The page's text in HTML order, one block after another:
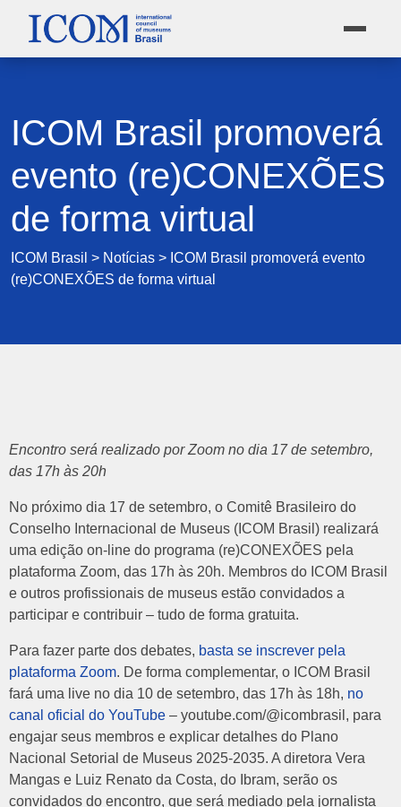
ICOM Brasil promoverá
evento (re)CONEXÕES
de forma virtual
ICOM Brasil > Notícias > ICOM Brasil promoverá evento
(re)CONEXÕES de forma virtual
Encontro será realizado por Zoom no dia 17 de setembro,
das 17h às 20h
No próximo dia 17 de setembro, o Comitê Brasileiro do
Conselho Internacional de Museus (ICOM Brasil) realizará
uma edição on-line do programa (re)CONEXÕES pela
plataforma Zoom, das 17h às 20h. Membros do ICOM Brasil
e outros profissionais de museus estão convidados a
participar e contribuir – tudo de forma gratuita.
Para fazer parte dos debates, basta se inscrever pela
plataforma Zoom. De forma complementar, o ICOM Brasil
fará uma live no dia 10 de setembro, das 17h às 18h, no
canal oficial do YouTube – youtube.com/@icombrasil, para
engajar seus membros e explicar detalhes do Plano
Nacional Setorial de Museus 2025-2035. A diretora Vera
Mangas e Luiz Renato da Costa, do Ibram, serão os
convidados do encontro, que será mediado pela jornalista